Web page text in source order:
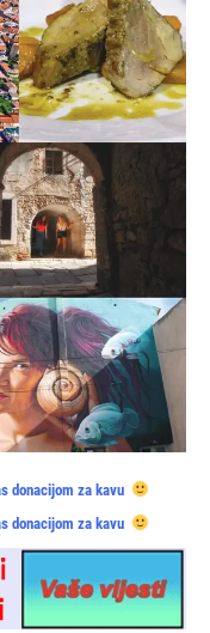
donacijom za kavu
donacijom za kavu